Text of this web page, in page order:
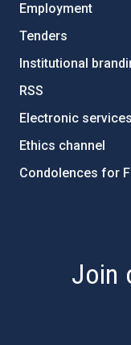
Employment
Tenders
Institutional
RSS
Electronic
Ethics channel
Condolences for
Join